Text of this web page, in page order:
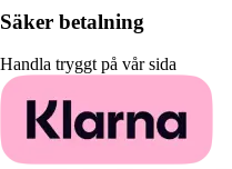
Säker betalning
Handla tryggt på vår sida